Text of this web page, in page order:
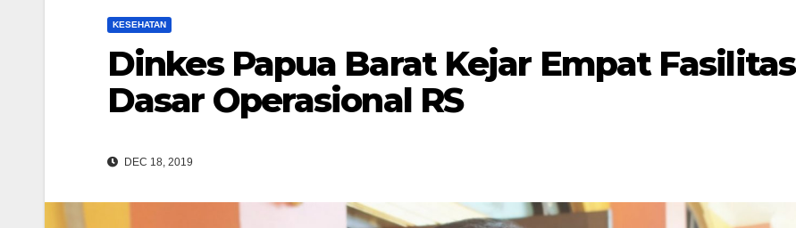
KESEHATAN
Dinkes Papua Barat Kejar Empat Fasilitas
Dasar Operasional RS
DEC 18, 2019